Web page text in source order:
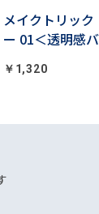
メイクトリッ
ー 01＜透明感
￥1,320